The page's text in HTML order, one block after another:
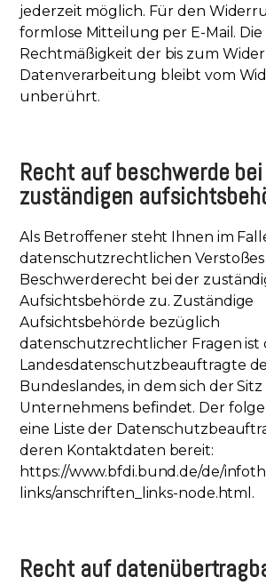
jederzeit möglich. Für den
formlose Mitteilung per E-Mail. Die
Rechtmäßigkeit der bis zum
Datenverarbeitung bleibt vom
unberührt.
Recht auf beschwerde
zuständigen
Als Betroffener steht Ihnen im
datenschutzrechtlichen Verstoßes
Beschwerderecht bei der
Aufsichtsbehörde zu. Zuständige
Aufsichtsbehörde bezüglich
datenschutzrechtlicher Fragen ist
Landesdatenschutzbeauftragte
Bundeslandes, in dem sich der
Unternehmens befindet. Der
eine Liste der
deren Kontaktdaten bereit:
https://www.bfdi.bund.de/de/
links/anschriften_links-node.html .
Recht auf